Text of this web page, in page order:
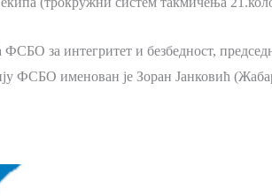
за интегритет и безбедност,
ФСБО именован је Зоран Јанковић